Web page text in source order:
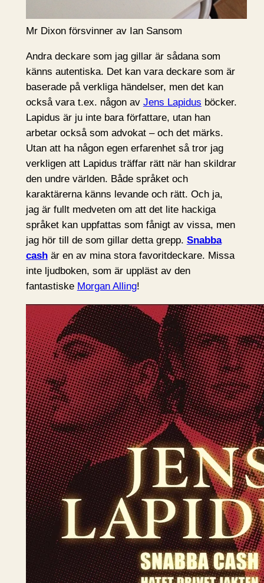
Mr Dixon försvinner av Ian Sansom
Andra deckare som jag gillar är sådana som
känns autentiska. Det kan vara deckare som är
baserade på verkliga händelser, men det kan
också vara t.ex. någon av Jens Lapidus böcker.
Lapidus är ju inte bara författare, utan han
arbetar också som advokat – och det märks.
Utan att ha någon egen erfarenhet så tror jag
verkligen att Lapidus träffar rätt när han skildrar
den undre världen. Både språket och
karaktärerna känns levande och rätt. Och ja,
jag är fullt medveten om att det lite hackiga
språket kan uppfattas som fånigt av vissa, men
jag hör till de som gillar detta grepp. Snabba
cashär en av mina stora favoritdeckare. Missa
inte ljudboken, som är uppläst av den
fantastiske Morgan Alling!